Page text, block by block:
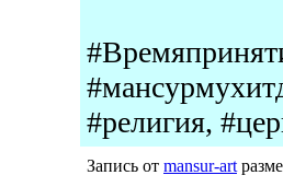
#религия,
Запись от mansur-art